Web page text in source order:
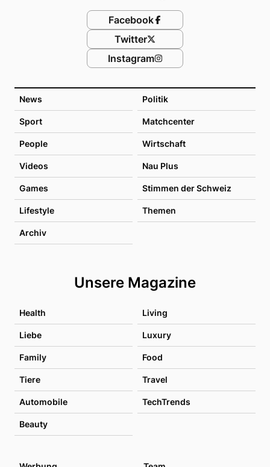
News Politik
Sport Matchcenter
People Wirtschaft
Videos Nau Plus
Games Stimmen der Schweiz
Lifestyle Themen
Archiv
Unsere Magazine
Health Living
Liebe Luxury
Family Food
Tiere Travel
Automobile TechTrends
Beauty
Facebook
Twitter
Instagram